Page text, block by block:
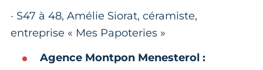
· S47 à 48, Amélie Siorat, céramiste,
entreprise « Mes Papoteries »
Agence Montpon Menesterol :